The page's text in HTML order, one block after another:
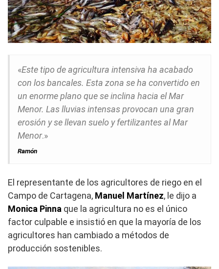
«Este tipo de agricultura intensiva ha acabado
con los bancales. Esta zona se ha convertido en
un enorme plano que se inclina hacia el Mar
Menor. Las lluvias intensas provocan una gran
erosión y se llevan suelo y fertilizantes al Mar
Menor.»
Ramón
El representante de los agricultores de riego en el
Campo de Cartagena, Manuel Martínez, le dijo a
Monica Pinna que la agricultura no es el único
factor culpable e insistió en que la mayoría de los
agricultores han cambiado a métodos de
producción sostenibles.